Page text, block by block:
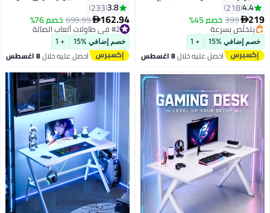
مساحة تخزين، مكتب دراسة لمكتب
منزلي
4.4
218
219
399 خصم 45%
#6 في طاولات ألعاب الصالة
توصيل مجاني
بتخلّص بسرعة
#6 في طاولات ألعاب الصالة
خصم إضافي %15 + 1
احصل عليه خلال8 اغسطس
كمبيوتر كبيرة جدًا حديثة مريحة
باللون الأسود، محطة عمل للألعاب
(أسود، 120 × 60 × 75 سم)
3.8
233
162.94
699.99خصم 76% #2 في طاولات ألعاب الصالة
بتخلّص بسرعة
#2 في طاولات ألعاب الصالة
خصم إضافي %15 + 1
احصل عليه خلال8 اغسطس